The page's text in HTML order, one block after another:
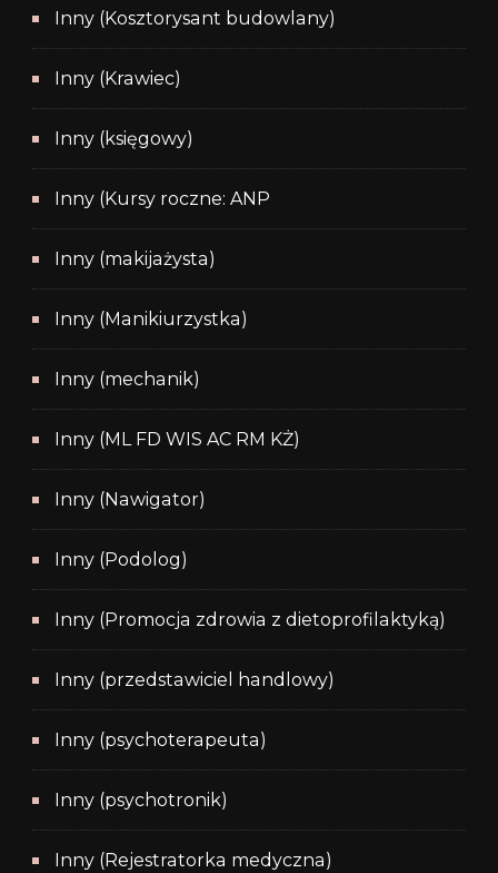
Inny (Kosztorysant budowlany)
Inny (Krawiec)
Inny (księgowy)
Inny (Kursy roczne: ANP
Inny (makijażysta)
Inny (Manikiurzystka)
Inny (mechanik)
Inny (ML FD WIS AC RM KŻ)
Inny (Nawigator)
Inny (Podolog)
Inny (Promocja zdrowia z dietoprofilaktyką)
Inny (przedstawiciel handlowy)
Inny (psychoterapeuta)
Inny (psychotronik)
Inny (Rejestratorka medyczna)